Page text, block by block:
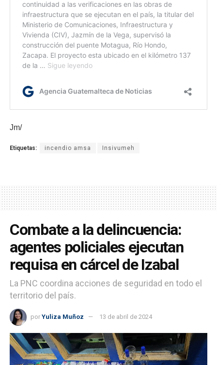
Jm/
Etiquetas: incendio amsa Insivumeh
Combate a la delincuencia:
agentes policiales ejecutan
requisa en cárcel de Izabal
La PNC coordina acciones de seguridad en todo el
territorio del país.
por Yuliza Muñoz 13 de abril de 2024